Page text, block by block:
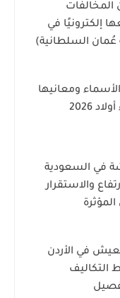
المخالفات
إلكترونيًا في
السلطانية)
ومعانيها
2026
في السعودية
والاستقرار
في الأردن
التكاليف